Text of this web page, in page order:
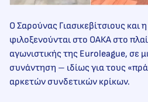
Ο Σαρούνας Γιασικεβίτσιους
φιλοξενούνται στο ΟΑΚΑ στο
αγωνιστικής της Euroleague, σε
συνάντηση – ιδίως για τους
αρκετών συνδετικών κρίκων.